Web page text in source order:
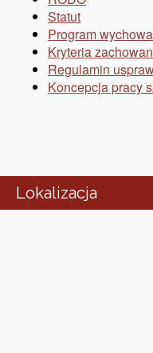
Statut
Program
Kryteria
Regulamin
Koncepcja pracy
Lokalizacja